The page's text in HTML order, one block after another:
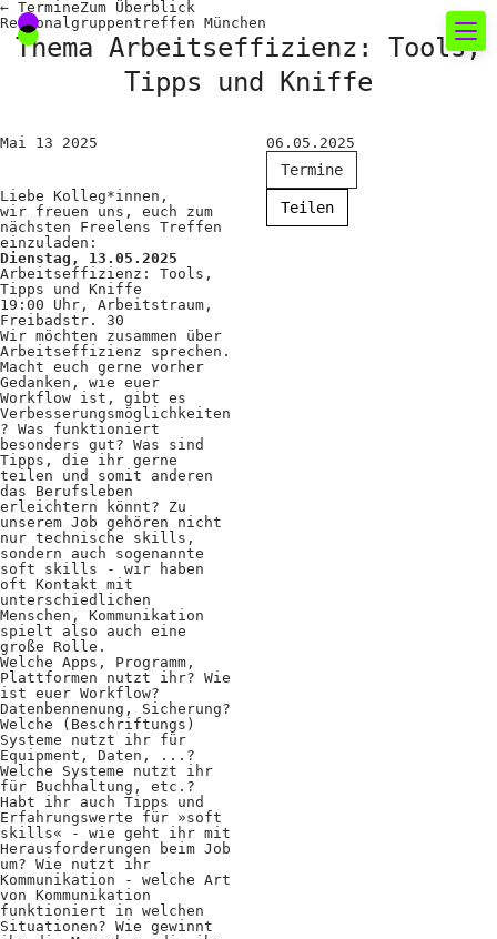
Neues rund um die
Fotografie
Das aktuelle Foto
News
Termine
FREELENS Galerie
Showcases
Fakten für Politik und
Öffentlichkeit
Positionen
Verband
Fotograf*innen
Regionalgruppen
Projekte und Publikationen
Foundation
Services für
Fotograf*innen
Mitglied werden
Presseausweis
← TermineZum Überblick
Regionalgruppentreffen München
Thema Arbeitseffizienz: Tools,
Tipps und Kniffe
Mai 13 2025 06.05.2025
Termine
Liebe Kolleg*innen,
wir freuen uns, euch zum
nächsten Freelens Treffen
einzuladen:
Dienstag, 13.05.2025
Arbeitseffizienz: Tools,
Tipps und Kniffe
19:00 Uhr, Arbeitstraum,
Freibadstr. 30
Wir möchten zusammen über
Arbeitseffizienz sprechen.
Macht euch gerne vorher
Gedanken, wie euer
Workflow ist, gibt es
Verbesserungsmöglichkeiten
? Was funktioniert
besonders gut? Was sind
Tipps, die ihr gerne
teilen und somit anderen
das Berufsleben
erleichtern könnt? Zu
unserem Job gehören nicht
nur technische skills,
sondern auch sogenannte
soft skills - wir haben
oft Kontakt mit
unterschiedlichen
Menschen, Kommunikation
spielt also auch eine
große Rolle.
Welche Apps, Programm,
Plattformen nutzt ihr? Wie
ist euer Workflow?
Datenbennenung, Sicherung?
Welche (Beschriftungs)
Systeme nutzt ihr für
Equipment, Daten, ...?
Welche Systeme nutzt ihr
für Buchhaltung, etc.?
Habt ihr auch Tipps und
Erfahrungswerte für »soft
skills« - wie geht ihr mit
Herausforderungen beim Job
um? Wie nutzt ihr
Kommunikation - welche Art
von Kommunikation
funktioniert in welchen
Situationen? Wie gewinnt
Teilen